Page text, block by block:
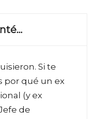
Si te
por qué un ex
(y ex
de